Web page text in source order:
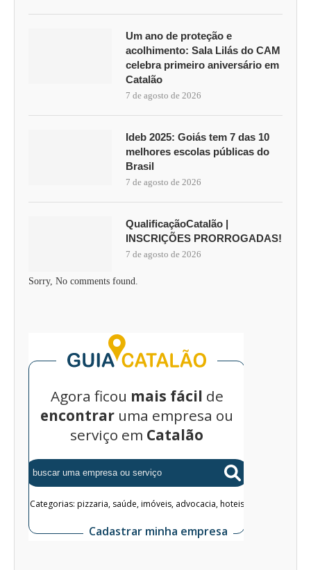
Um ano de proteção e
acolhimento: Sala Lilás do CAM
celebra primeiro aniversário em
Catalão
7 de agosto de 2026
Ideb 2025: Goiás tem 7 das 10
melhores escolas públicas do
Brasil
7 de agosto de 2026
QualificaçãoCatalão |
INSCRIÇÕES PRORROGADAS!
7 de agosto de 2026
Sorry, No comments found.